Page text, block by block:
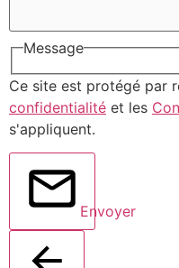
Message
Ce site est protégé par
confidentialité et les
s'appliquent.
Envoyer